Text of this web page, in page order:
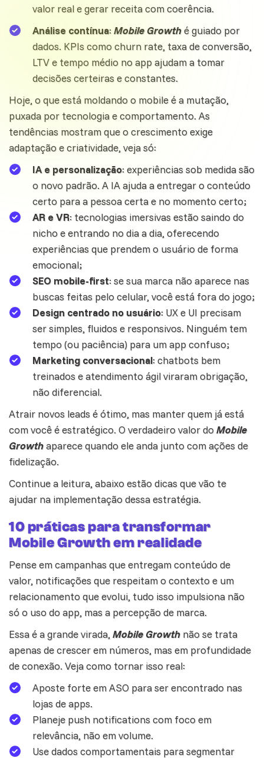
valor real e gerar receita com coerência.
Análise contínua:Mobile Growthé guiado por
dados. KPIs como churn rate, taxa de conversão,
LTV e tempo médio no app ajudam a tomar
decisões certeiras e constantes.
Hoje, o que está moldando o mobileé a mutação,
puxada por tecnologia e comportamento. As
tendências mostram que o crescimento exige
adaptação e criatividade, veja só:
IA e personalização: experiências sob medida são
o novo padrão. A IA ajuda a entregar o conteúdo
certo para a pessoa certa e no momento certo;
AR e VR: tecnologias imersivas estão saindo do
nicho e entrando no dia a dia, oferecendo
experiências que prendem o usuário de forma
emocional;
SEO mobile-first: se sua marca não aparece nas
buscas feitas pelo celular, você está fora do jogo;
Design centrado no usuário: UX e UI precisam
ser simples, fluidos e responsivos. Ninguém tem
tempo (ou paciência) para um app confuso;
Marketing conversacional:chatbots bem
treinados e atendimento ágil viraram obrigação,
não diferencial.
Atrair novos leads é ótimo, mas manter quem já está
com você é estratégico. O verdadeiro valor doMobile
Growthaparece quando ele anda junto com ações de
fidelização.
Continue a leitura, abaixo estão dicas que vão te
ajudar na implementação dessa estratégia.
10 práticas para transformar
Mobile Growth em realidade
Pense em campanhas que entregam conteúdo de
valor, notificações que respeitam o contexto e um
relacionamento que evolui, tudo isso impulsiona não
só o uso do app, mas a percepção de marca.
Essa é a grande virada, Mobile Growth não se trata
apenas de crescer em números, mas em profundidade
de conexão. Veja como tornar isso real:
Aposte forte em ASO para ser encontrado nas
lojas de apps.
Planeje push notifications com foco em
relevância, não em volume.
Use dados comportamentais para segmentar